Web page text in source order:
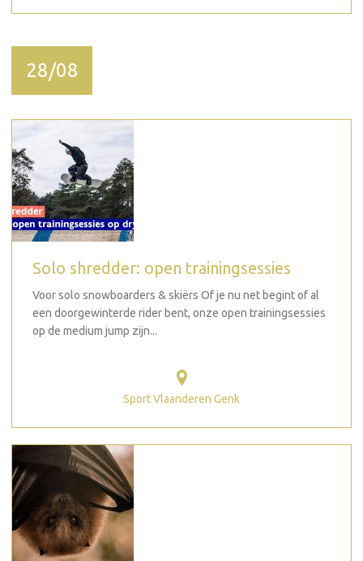
28/08
Solo shredder: open trainingsessies
Voor solo snowboarders & skiërs Of je nu net begint of al
een doorgewinterde rider bent, onze open trainingsessies
op de medium jump zijn...
Sport Vlaanderen Genk